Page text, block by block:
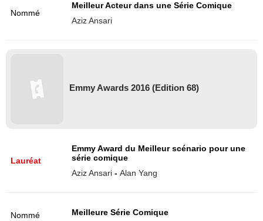
Nommé
Meilleur Acteur dans une Série Comique
Aziz Ansari
Emmy Awards 2016 (Edition 68)
Lauréat
Emmy Award du Meilleur scénario pour une
série comique
Aziz Ansari - Alan Yang
Nommé Meilleure Série Comique